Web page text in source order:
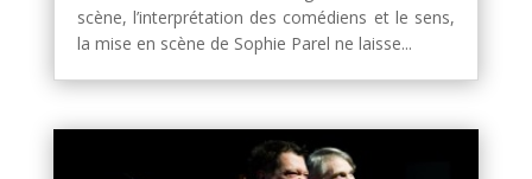
scène, l’interprétation des comédiens et le sens,
la mise en scène de Sophie Parel ne laisse...